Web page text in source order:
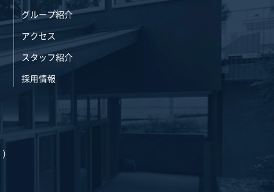
グループ紹介
アクセス
スタッフ紹介
採用情報